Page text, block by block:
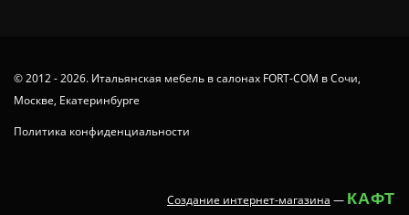
© 2012 - 2026. Итальянская мебель в салонах FORT-COM в Сочи,
Москве, Екатеринбурге
Политика конфиденциальности
Создание интернет-магазина — КАФТ